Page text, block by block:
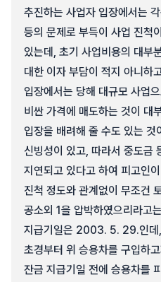
추진하는 사업자 입장에서는
등의 문제로 부득이 사업 진척
있는데, 초기 사업비용의 대부
대한 이자 부담이 적지 아니하
입장에서는 당해 대규모 사업
비싼 가격에 매도하는 것이 대
입장을 배려해 줄 수도 있는 것
신빙성이 있고, 따라서 중도금
지연되고 있다고 하여 피고인
진척 정도와 관계없이 무조건
공소외 1을 압박하였으리라고
지급기일은 2003. 5. 29.인
초경부터 위 승용차를 구입하
잔금 지급기일 전에 승용차를